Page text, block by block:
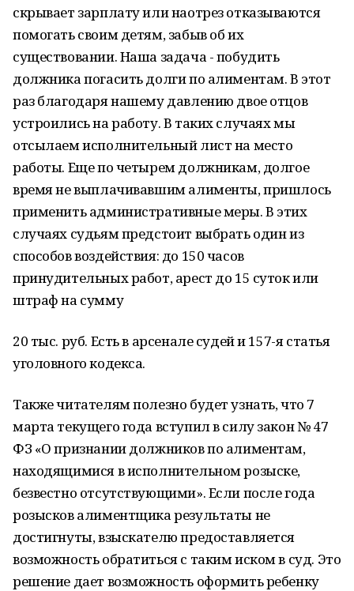
скрывает зарплату или наотрез отказываются
помогать своим детям, забыв об их
существовании. Наша задача - побудить
должника погасить долги по алиментам. В этот
раз благодаря нашему давлению двое отцов
устроились на работу. В таких случаях мы
отсылаем исполнительный лист на место
работы. Еще по четырем должникам, долгое
время не выплачивавшим алименты, пришлось
применить административные меры. В этих
случаях судьям предстоит выбрать один из
способов воздействия: до 150 часов
принудительных работ, арест до 15 суток или
штраф на сумму
20 тыс. руб. Есть в арсенале судей и 157-я статья
уголовного кодекса.
Также читателям полезно будет узнать, что 7
марта текущего года вступил в силу закон № 47
ФЗ «О признании должников по алиментам,
находящимися в исполнительном розыске,
безвестно отсутствующими». Если после года
розысков алиментщика результаты не
достигнуты, взыскателю предоставляется
возможность обратиться с таким иском в суд. Это
решение дает возможность оформить ребенку